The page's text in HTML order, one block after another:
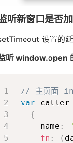
听新窗口是否
设置的
听 window.open
// 主页面
var caller
{
    name
:
fn : (